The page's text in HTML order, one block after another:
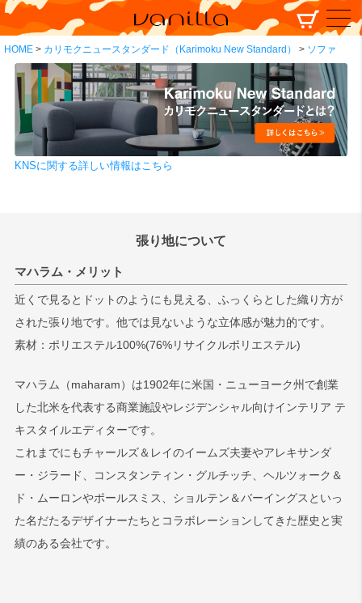
HOME カリモクニュースタンダード（Karimoku New Standard） ソファ
検索
KNSに関する詳しい情報はこちら
張り地について
マハラム・メリット
近くで見るとドットのようにも見える、ふっくらとした織り方が
された張り地です。他では見ないような立体感が魅力的です。
素材：ポリエステル100%(76%リサイクルポリエステル)
マハラム（maharam）は1902年に米国・ニューヨーク州で創業
した北米を代表する商業施設やレジデンシャル向けインテリア テ
キスタイルエディターです。
これまでにもチャールズ＆レイのイームズ夫妻やアレキサンダ
ー・ジラード、コンスタンティン・グルチッチ、ヘルツォーク＆
ド・ムーロンやポールスミス、ショルテン＆バーイングスといっ
た名だたるデザイナーたちとコラボレーションしてきた歴史と実
績のある会社です。